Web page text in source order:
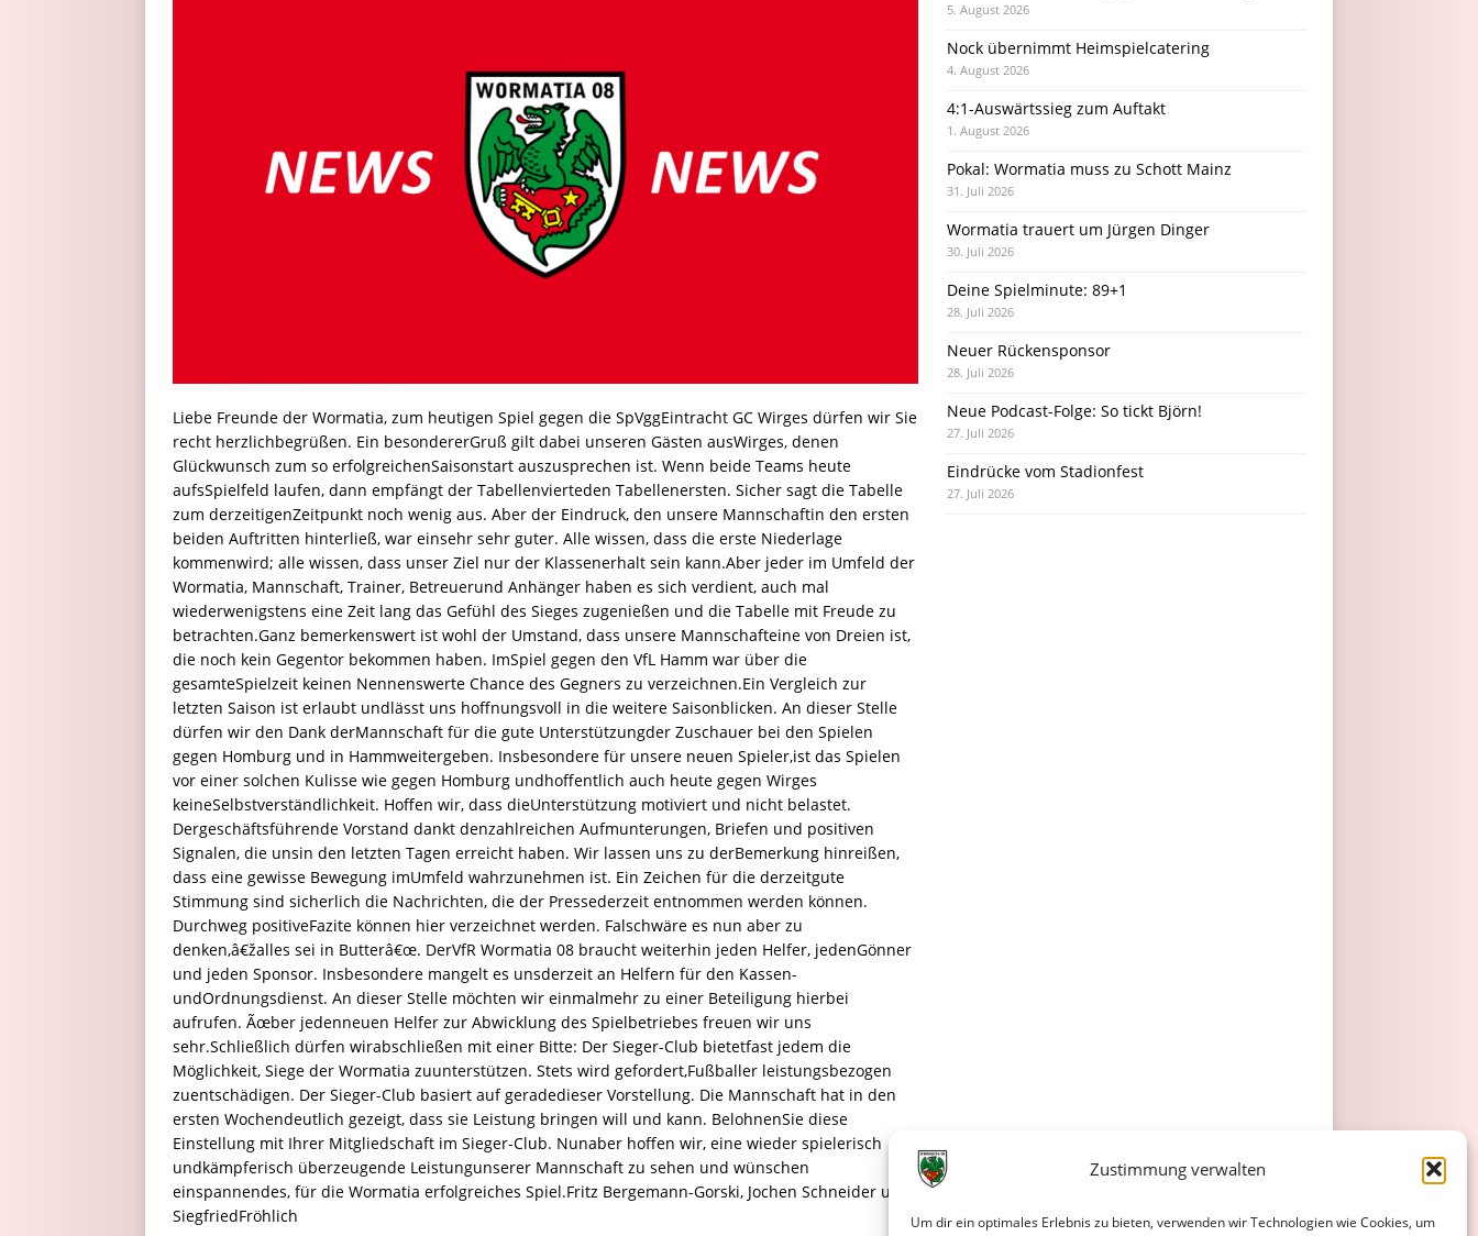
Zustimmung verwalten
Um dir ein optimales Erlebnis zu bieten, verwenden wir Technologien wie Cookies, um
Liebe Freunde der Wormatia, zum heutigen Spiel gegen die SpVggEintracht GC Wirges dürfen wir Sie
recht herzlichbegrüßen. Ein besondererGruß gilt dabei unseren Gästen ausWirges, denen
Glückwunsch zum so erfolgreichenSaisonstart auszusprechen ist. Wenn beide Teams heute
aufsSpielfeld laufen, dann empfängt der Tabellenvierteden Tabellenersten. Sicher sagt die Tabelle
zum derzeitigenZeitpunkt noch wenig aus. Aber der Eindruck, den unsere Mannschaftin den ersten
beiden Auftritten hinterließ, war einsehr sehr guter. Alle wissen, dass die erste Niederlage
kommenwird; alle wissen, dass unser Ziel nur der Klassenerhalt sein kann.Aber jeder im Umfeld der
Wormatia, Mannschaft, Trainer, Betreuerund Anhänger haben es sich verdient, auch mal
wiederwenigstens eine Zeit lang das Gefühl des Sieges zugenießen und die Tabelle mit Freude zu
betrachten.Ganz bemerkenswert ist wohl der Umstand, dass unsere Mannschafteine von Dreien ist,
die noch kein Gegentor bekommen haben. ImSpiel gegen den VfL Hamm war über die
gesamteSpielzeit keinen Nennenswerte Chance des Gegners zu verzeichnen.Ein Vergleich zur
letzten Saison ist erlaubt undlässt uns hoffnungsvoll in die weitere Saisonblicken. An dieser Stelle
dürfen wir den Dank derMannschaft für die gute Unterstützungder Zuschauer bei den Spielen
gegen Homburg und in Hammweitergeben. Insbesondere für unsere neuen Spieler,ist das Spielen
vor einer solchen Kulisse wie gegen Homburg undhoffentlich auch heute gegen Wirges
keineSelbstverständlichkeit. Hoffen wir, dass dieUnterstützung motiviert und nicht belastet.
Dergeschäftsführende Vorstand dankt denzahlreichen Aufmunterungen, Briefen und positiven
Signalen, die unsin den letzten Tagen erreicht haben. Wir lassen uns zu derBemerkung hinreißen,
dass eine gewisse Bewegung imUmfeld wahrzunehmen ist. Ein Zeichen für die derzeitgute
Stimmung sind sicherlich die Nachrichten, die der Pressederzeit entnommen werden können.
Durchweg positiveFazite können hier verzeichnet werden. Falschwäre es nun aber zu
denken,â€žalles sei in Butterâ€œ. DerVfR Wormatia 08 braucht weiterhin jeden Helfer, jedenGönner
und jeden Sponsor. Insbesondere mangelt es unsderzeit an Helfern für den Kassen-
undOrdnungsdienst. An dieser Stelle möchten wir einmalmehr zu einer Beteiligung hierbei
aufrufen. Ãœber jedenneuen Helfer zur Abwicklung des Spielbetriebes freuen wir uns
sehr.Schließlich dürfen wirabschließen mit einer Bitte: Der Sieger-Club bietetfast jedem die
Möglichkeit, Siege der Wormatia zuunterstützen. Stets wird gefordert,Fußballer leistungsbezogen
zuentschädigen. Der Sieger-Club basiert auf geradedieser Vorstellung. Die Mannschaft hat in den
ersten Wochendeutlich gezeigt, dass sie Leistung bringen will und kann. BelohnenSie diese
Einstellung mit Ihrer Mitgliedschaft im Sieger-Club. Nunaber hoffen wir, eine wieder spielerisch
undkämpferisch überzeugende Leistungunserer Mannschaft zu sehen und wünschen
einspannendes, für die Wormatia erfolgreiches Spiel.Fritz Bergemann-Gorski, Jochen Schneider und
SiegfriedFröhlich
5. August 2026
Nock übernimmt Heimspielcatering
4. August 2026
4:1-Auswärtssieg zum Auftakt
1. August 2026
Pokal: Wormatia muss zu Schott Mainz
31. Juli 2026
Wormatia trauert um Jürgen Dinger
30. Juli 2026
Deine Spielminute: 89+1
28. Juli 2026
Neuer Rückensponsor
28. Juli 2026
Neue Podcast-Folge: So tickt Björn!
27. Juli 2026
Eindrücke vom Stadionfest
27. Juli 2026